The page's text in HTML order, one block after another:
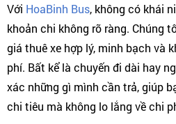
Với HoaBinh Bus, không có khái
khoản chi không rõ ràng. Chúng
giá thuê xe hợp lý, minh bạch và
phí. Bất kể là chuyến đi dài hay
xác những gì mình cần trả, giúp
chi tiêu mà không lo lắng về chi